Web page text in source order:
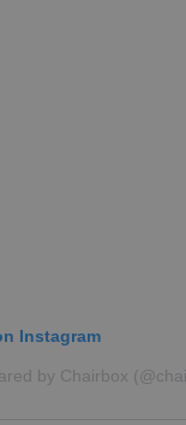
Instagram
by Chairbox